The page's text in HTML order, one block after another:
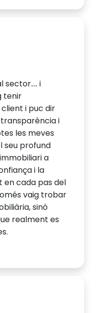
sector… i
tenir
i puc dir
i
les meves
seu profund
a
i la
en cada pas del
vaig trobar
sinó
realment es